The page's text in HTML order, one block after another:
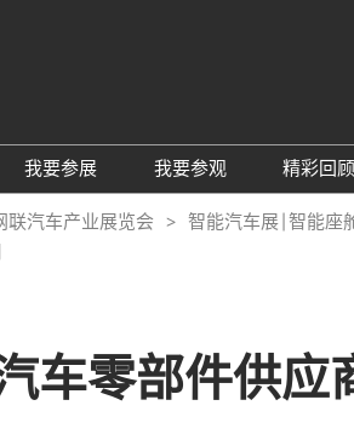
会议活动
顾
我要参展
AWC参展申请
观众范围
我要参观
参观预登记
商务配对
精彩回顾
汽车产业展览会 智能汽车展|智能座
车零部件供